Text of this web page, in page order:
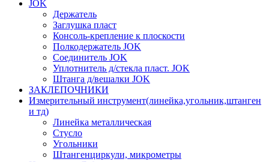
JOK
Держатель
Заглушка пласт
Консоль-крепление к плоскости
Полкодержатель JOK
Соединитель JOK
Уплотнитель д/стекла пласт. JOK
Штанга д/вешалки JOK
ЗАКЛЕПОЧНИКИ
Измерительный инструмент(линейка,угольник,штанген
и тд)
Линейка металлическая
Стусло
Угольники
Штангенциркули, микрометры